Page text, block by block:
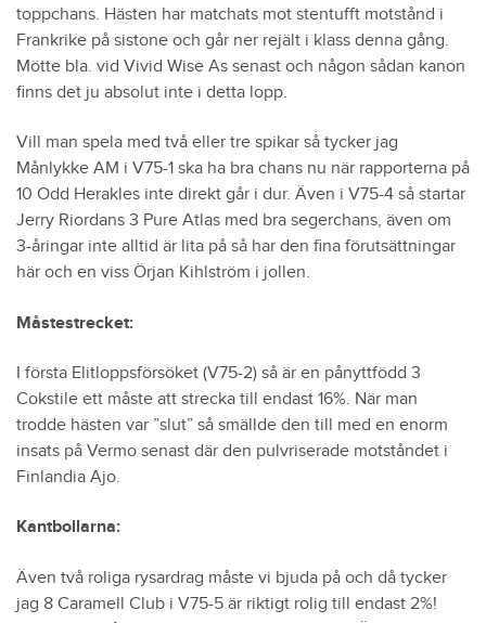
toppchans. Hästen har matchats mot stentufft motstånd i
Frankrike på sistone och går ner rejält i klass denna gång.
Mötte bla. vid Vivid Wise As senast och någon sådan kanon
finns det ju absolut inte i detta lopp.
Vill man spela med två eller tre spikar så tycker jag
Månlykke AM i V75-1 ska ha bra chans nu när rapporterna på
10 Odd Herakles inte direkt går i dur. Även i V75-4 så startar
Jerry Riordans 3 Pure Atlas med bra segerchans, även om
3-åringar inte alltid är lita på så har den fina förutsättningar
här och en viss Örjan Kihlström i jollen.
Måstestrecket:
I första Elitloppsförsöket (V75-2) så är en pånyttfödd 3
Cokstile ett måste att strecka till endast 16%. När man
trodde hästen var ”slut” så smällde den till med en enorm
insats på Vermo senast där den pulvriserade motståndet i
Finlandia Ajo.
Kantbollarna:
Även två roliga rysardrag måste vi bjuda på och då tycker
jag 8 Caramell Club i V75-5 är riktigt rolig till endast 2%!